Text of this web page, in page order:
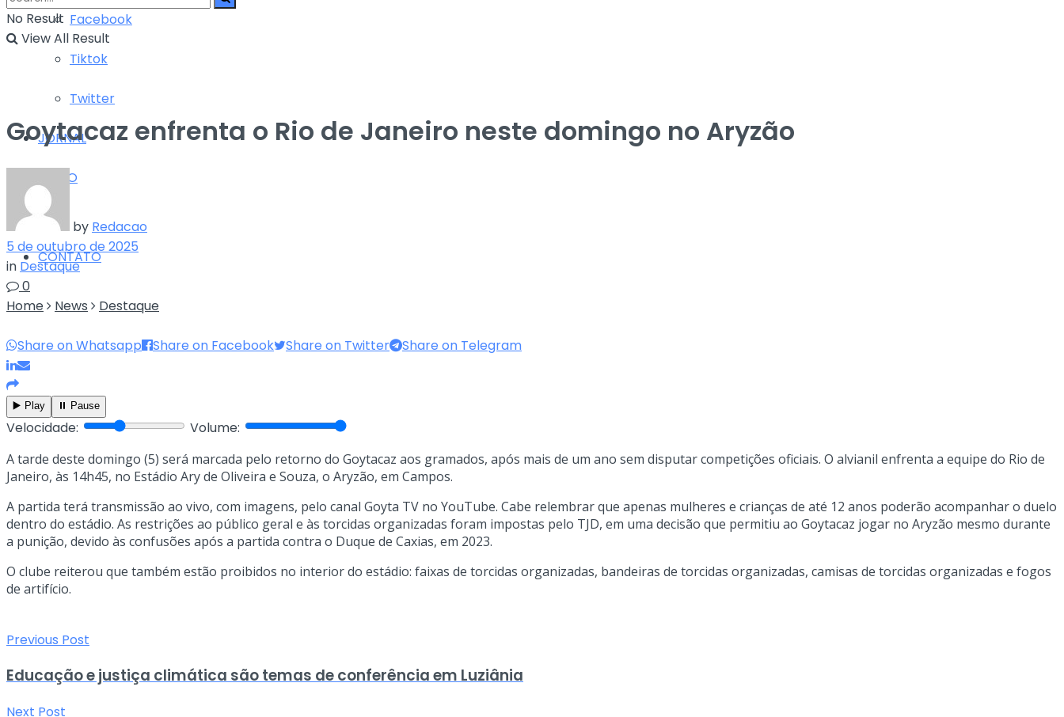
Facebook
Tiktok
Twitter
JORNAL
RÁDIO
TV
CONTATO
No Result
View All Result
Goytacaz enfrenta o Rio de Janeiro neste domingo no Aryzão
by Redacao
5 de outubro de 2025
in Destaque
0
Home
News Destaque
Share on Whatsapp Share on Facebook Share on Twitter Share on Telegram
▶️ Play ⏸️ Pause
Velocidade: Volume:
A tarde deste domingo (5) será marcada pelo retorno do Goytacaz aos gramados, após mais de um ano sem disputar competições oficiais. O alvianil enfrenta a equipe do Rio de
Janeiro, às 14h45, no Estádio Ary de Oliveira e Souza, o Aryzão, em Campos.
A partida terá transmissão ao vivo, com imagens, pelo canal Goyta TV no YouTube. Cabe relembrar que apenas mulheres e crianças de até 12 anos poderão acompanhar o duelo
dentro do estádio. As restrições ao público geral e às torcidas organizadas foram impostas pelo TJD, em uma decisão que permitiu ao Goytacaz jogar no Aryzão mesmo durante
a punição, devido às confusões após a partida contra o Duque de Caxias, em 2023.
O clube reiterou que também estão proibidos no interior do estádio: faixas de torcidas organizadas, bandeiras de torcidas organizadas, camisas de torcidas organizadas e fogos
de artifício.
Previous Post
Educação e justiça climática são temas de conferência em Luziânia
Next Post